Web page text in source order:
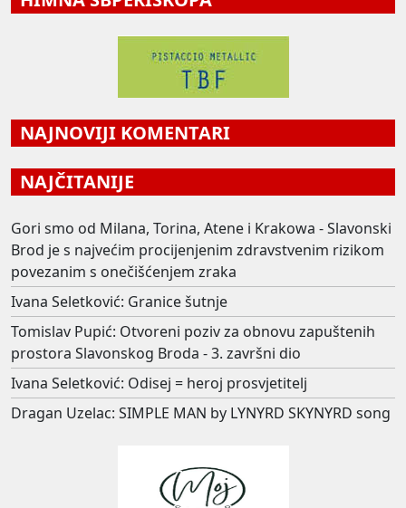
NAJNOVIJI KOMENTARI
NAJČITANIJE
Gori smo od Milana, Torina, Atene i Krakowa - Slavonski
Brod je s najvećim procijenjenim zdravstvenim rizikom
povezanim s onečišćenjem zraka
Ivana Seletković: Granice šutnje
Tomislav Pupić: Otvoreni poziv za obnovu zapuštenih
prostora Slavonskog Broda - 3. završni dio
Ivana Seletković: Odisej = heroj prosvjetitelj
Dragan Uzelac: SIMPLE MAN by LYNYRD SKYNYRD song